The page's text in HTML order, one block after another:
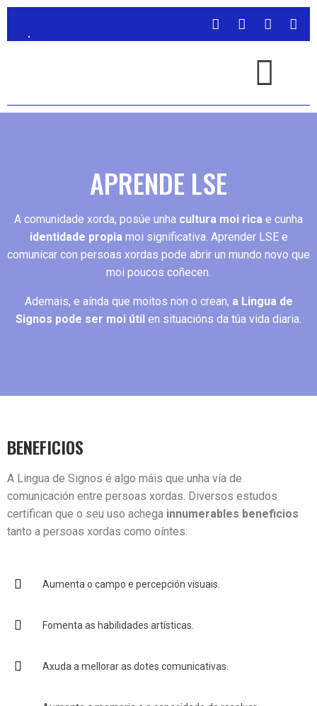
APRENDE LSE
A comunidade xorda, posúe unha cultura moi rica e cunha
identidade propia moi significativa. Aprender LSE e
comunicar con persoas xordas pode abrir un mundo novo que
moi poucos coñecen.
Ademais, e aínda que moitos non o crean, a Lingua de
Signos pode ser moi útil en situacións da túa vida diaria.
BENEFICIOS
A Lingua de Signos é algo máis que unha vía de
comunicación entre persoas xordas. Diversos estudos
certifican que o seu uso achega innumerables beneficios
tanto a persoas xordas como oíntes:
Aumenta o campo e percepción visuais.
Fomenta as habilidades artísticas.
Axuda a mellorar as dotes comunicativas.